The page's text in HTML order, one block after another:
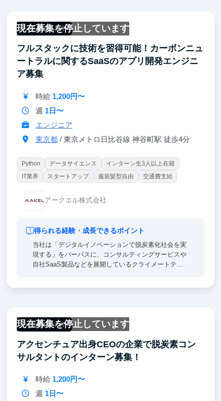
現在募集を停止しています
一部リモート可
フルスタックに技術を習得可能！カーボンニュ
ートラルに関するSaaSのアプリ開発エンジニ
ア募集
時給 1,200円〜
週 1日〜
エンジニア
東京都/ 東京メトロ日比谷線 神谷町駅 徒歩4分
Python データサイエンス
インターン生3人以上在籍
IT業界
スタートアップ 服装髪型自由 交通費支給
アークエル株式会社
得られる経験・成長できるポイント
当社は「デジタルイノベーションで脱炭素化社会を実
現する」をパーパスに、コンサルティングサービスや
自社SaaS製品などを展開しているクライメートテッ
■インターンシップのポイント■
◎年齢や上下関係に捉われないディスカッションを大
事にしているため、インターン生も積極的に議論に参
加できる環境です。
ていただくため、現場で通用する開発スキルを早期に
身につけることができます！
現在募集を停止しています
一部リモート可
アクセンチュア出身CEOの企業で脱炭素コン
サルタントのインターン募集！
時給 1,200円〜
週 1日〜